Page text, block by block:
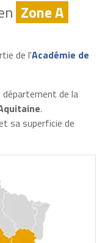
Zone A
de l'Académie de
de la
.
sa superficie de